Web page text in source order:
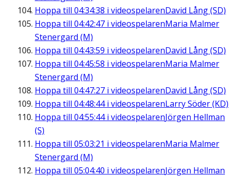
Hoppa till 04:34:38 i videospelarenDavid Lång (SD)
Hoppa till 04:42:47 i videospelarenMaria Malmer
Stenergard (M)
Hoppa till 04:43:59 i videospelarenDavid Lång (SD)
Hoppa till 04:45:58 i videospelarenMaria Malmer
Stenergard (M)
Hoppa till 04:47:27 i videospelarenDavid Lång (SD)
Hoppa till 04:48:44i videospelarenLarry Söder (KD)
Hoppa till 04:55:44i videospelarenJörgen Hellman
(S)
Hoppa till 05:03:21 i videospelarenMaria Malmer
Stenergard (M)
Hoppa till 05:04:40 i videospelarenJörgen Hellman